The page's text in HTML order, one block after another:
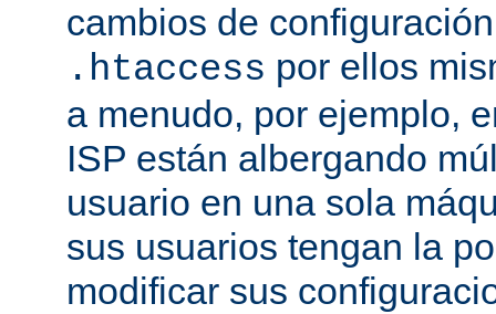
cambios de
.htaccess por ellos
a menudo, por ejemplo,
ISP están albergando
usuario en una sola
sus usuarios tengan la
modificar sus